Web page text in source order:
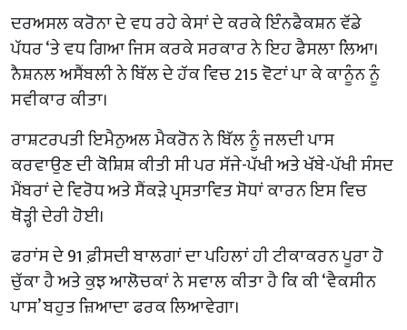
ਦਰਅਸਲ ਕਰੋਨਾ ਦੇ ਵਧ ਰਹੇ ਕੇਸਾਂ ਦੇ ਕਰਕੇ ਇੰਨਫੈਕਸ਼ਨ ਵੱਡੇ
ਪੱਧਰ ‘ਤੇ ਵਧ ਗਿਆ ਜਿਸ ਕਰਕੇ ਸਰਕਾਰ ਨੇ ਇਹ ਫੈਸਲਾ ਲਿਆ।
ਨੈਸ਼ਨਲ ਅਸੈਂਬਲੀ ਨੇ ਬਿੱਲ ਦੇ ਹੱਕ ਵਿਚ 215 ਵੋਟਾਂ ਪਾ ਕੇ ਕਾਨੂੰਨ ਨੂੰ
ਸਵੀਕਾਰ ਕੀਤਾ।
ਰਾਸ਼ਟਰਪਤੀ ਇਮੈਨੁਅਲ ਮੈਕਰੋਨ ਨੇ ਬਿੱਲ ਨੂੰ ਜਲਦੀ ਪਾਸ
ਕਰਵਾਉਣ ਦੀ ਕੋਸ਼ਿਸ਼ ਕੀਤੀ ਸੀ ਪਰ ਸੱਜੇ-ਪੱਖੀ ਅਤੇ ਖੱਬੇ-ਪੱਖੀ ਸੰਸਦ
ਮੈਂਬਰਾਂ ਦੇ ਵਿਰੋਧ ਅਤੇ ਸੈਂਕੜੇ ਪ੍ਰਸਤਾਵਿਤ ਸੋਧਾਂ ਕਾਰਨ ਇਸ ਵਿਚ
ਥੋੜ੍ਹੀ ਦੇਰੀ ਹੋਈ।
ਫਰਾਂਸ ਦੇ 91 ਫ਼ੀਸਦੀ ਬਾਲਗਾਂ ਦਾ ਪਹਿਲਾਂ ਹੀ ਟੀਕਾਕਰਨ ਪੂਰਾ ਹੋ
ਚੁੱਕਾ ਹੈ ਅਤੇ ਕੁਝ ਆਲੋਚਕਾਂ ਨੇ ਸਵਾਲ ਕੀਤਾ ਹੈ ਕਿ ਕੀ ‘ਵੈਕਸੀਨ
ਪਾਸ’ ਬਹੁਤ ਜ਼ਿਆਦਾ ਫਰਕ ਲਿਆਵੇਗਾ।